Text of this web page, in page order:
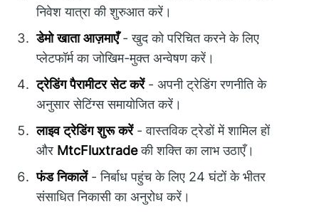
निवेश यात्रा की शुरुआत करें।
डेमो खाता आज़माएँ- खुद को परिचित करने के लिए
प्लेटफॉर्म का जोखिम-मुक्त अन्वेषण करें।
ट्रेडिंग पैरामीटर सेट करें- अपनी ट्रेडिंग रणनीति के
अनुसार सेटिंग्स समायोजित करें।
लाइव ट्रेडिंग शुरू करें- वास्तविक ट्रेडों में शामिल हों
और MtcFluxtradeकी शक्ति का लाभ उठाएँ।
फंड निकालें- निर्बाध पहुंच के लिए 24 घंटों के भीतर
संसाधित निकासी का अनुरोध करें।